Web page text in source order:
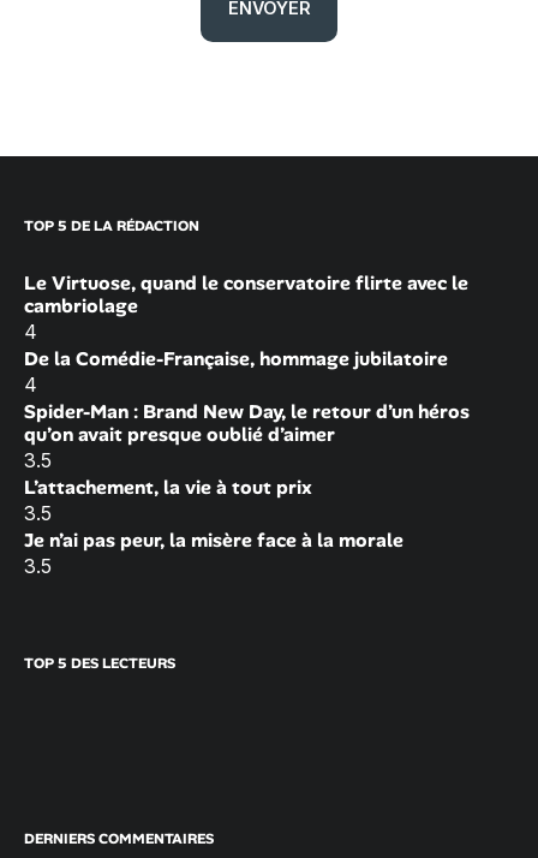
TOP 5 DE LA RÉDACTION
Le Virtuose, quand le conservatoire flirte avec le
cambriolage
4
De la Comédie-Française, hommage jubilatoire
4
Spider-Man : Brand New Day, le retour d’un héros
qu’on avait presque oublié d’aimer
3.5
L’attachement, la vie à tout prix
3.5
Je n’ai pas peur, la misère face à la morale
3.5
TOP 5 DES LECTEURS
DERNIERS COMMENTAIRES